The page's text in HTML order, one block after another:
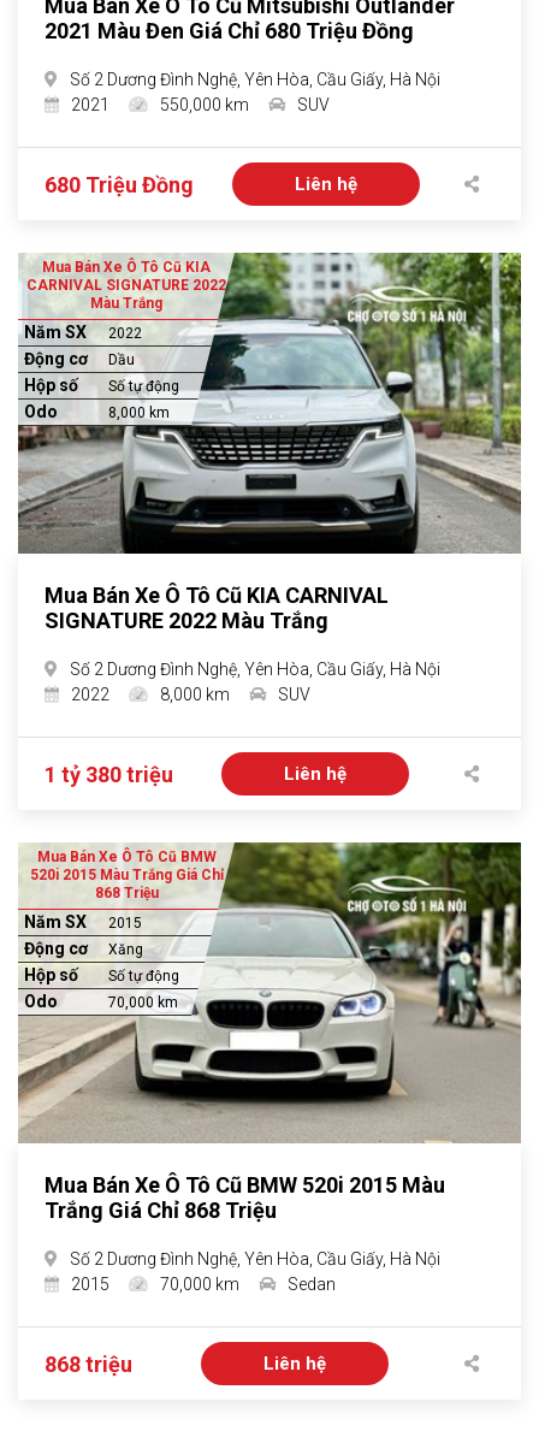
Mua Bán Xe Ô Tô Cũ Mitsubishi Outlander
2021 Màu Đen Giá Chỉ 680 Triệu Đồng
Số 2 Dương Đình Nghệ, Yên Hòa, Cầu Giấy, Hà Nội
2021
550,000 km SUV
680 Triệu Đồng Liên hệ
Mua Bán Xe Ô Tô Cũ KIA
CARNIVAL SIGNATURE 2022
Màu Trắng
Năm SX 2022
Động cơ Dầu
Hộp số Số tự động
Odo 8,000 km
Mua Bán Xe Ô Tô Cũ KIA CARNIVAL
SIGNATURE 2022 Màu Trắng
Số 2 Dương Đình Nghệ, Yên Hòa, Cầu Giấy, Hà Nội
2022
8,000 km SUV
1 tỷ 380 triệu Liên hệ
Mua Bán Xe Ô Tô Cũ BMW
520i 2015 Màu Trắng Giá Chỉ
868 Triệu
Năm SX 2015
Động cơ Xăng
Hộp số Số tự động
Odo 70,000 km
Mua Bán Xe Ô Tô Cũ BMW 520i 2015 Màu
Trắng Giá Chỉ 868 Triệu
Số 2 Dương Đình Nghệ, Yên Hòa, Cầu Giấy, Hà Nội
2015
70,000 km Sedan
868 triệu Liên hệ